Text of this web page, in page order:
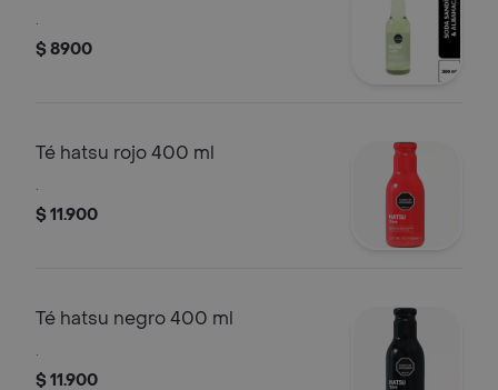
.
$ 8900
Té hatsu rojo 400 ml
.
$ 11.900
Té hatsu negro 400 ml
.
$ 11.900